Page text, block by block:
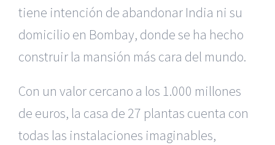
tiene intención de abandonar India ni su
domicilio en Bombay, donde se ha hecho
construir la mansión más cara del mundo.
Con un valor cercano a los 1.000 millones
de euros, la casa de 27 plantas cuenta con
todas las instalaciones imaginables,